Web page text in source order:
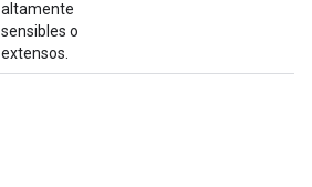
altamente
sensibles o
extensos.